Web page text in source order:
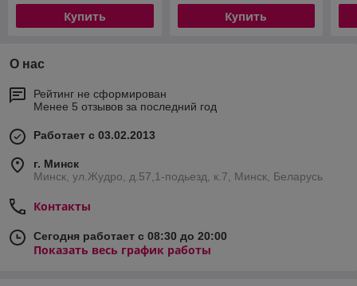
Купить Купить
О нас
Рейтинг не сформирован
Менее 5 отзывов за последний год
Работает с 03.02.2013
г. Минск
Минск, ул.Жудро, д.57,1-подьезд, к.7, Минск, Беларусь
Контакты
Сегодня работает с 08:30 до 20:00
Показать весь график работы